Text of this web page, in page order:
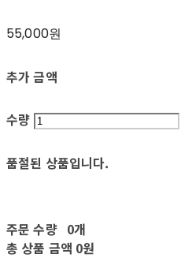
55,000원
추가 금액
수량
품절된 상품입니다.
주문 수량 0개
총 상품 금액 0원